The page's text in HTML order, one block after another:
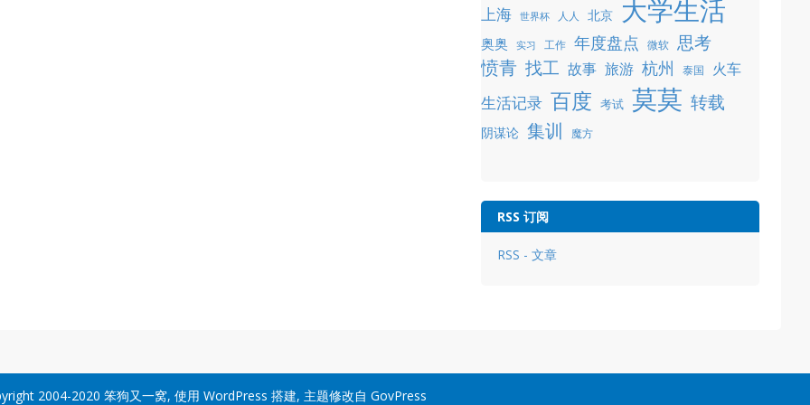
上海 世界杯 人人 北京 大学生活
奥奥 实习 工作 年度盘点 微软 思考
愤青 找工 故事 旅游 杭州 泰国 火车
生活记录 百度 考试 莫莫 转载
阴谋论 集训 魔方
RSS 订阅
RSS - 文章
2004-2020 笨狗又一窝, 使用 WordPress 搭建, 主题修改自 GovPress